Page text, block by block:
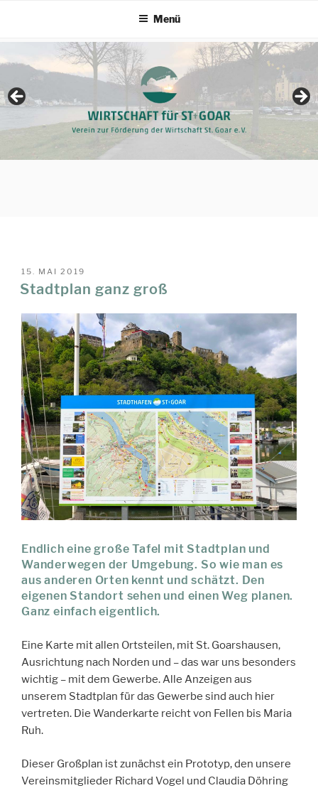
springen
Menü
VERÖFFENTLICHT
AM
15. MAI 2019
Stadtplan ganz groß
Endlich eine große Tafel mit Stadtplan und
Wanderwegen der Umgebung. So wie man es
aus anderen Orten kennt und schätzt. Den
eigenen Standort sehen und einen Weg planen.
Ganz einfach eigentlich.
Eine Karte mit allen Ortsteilen, mit St. Goarshausen,
Ausrichtung nach Norden und – das war uns besonders
wichtig – mit dem Gewerbe. Alle Anzeigen aus
unserem Stadtplan für das Gewerbe sind auch hier
vertreten. Die Wanderkarte reicht von Fellen bis Maria
Ruh.
Dieser Großplan ist zunächst ein Prototyp, den unsere
Vereinsmitglieder Richard Vogel und Claudia Döhring